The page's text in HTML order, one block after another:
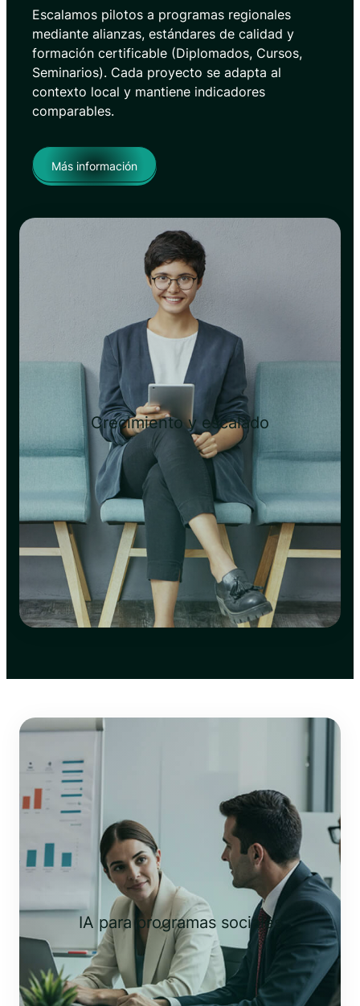
Escalamos pilotos a programas regionales
mediante alianzas, estándares de calidad y
formación certificable (Diplomados, Cursos,
Seminarios). Cada proyecto se adapta al
contexto local y mantiene indicadores
comparables.
Más información
Crecimiento y escalado
IA para programas sociales